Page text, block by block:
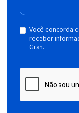
Você concorda
receber
Gran.